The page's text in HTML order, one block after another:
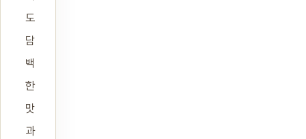
도
담
백
한
맛
과